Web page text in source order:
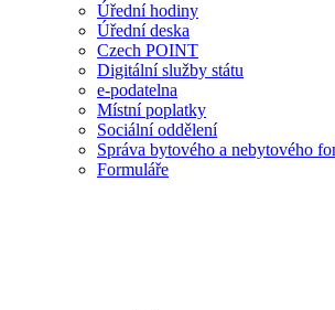
Úřední hodiny
Úřední deska
Czech POINT
Digitální služby státu
e-podatelna
Místní poplatky
Sociální oddělení
Správa bytového a nebytového
Formuláře